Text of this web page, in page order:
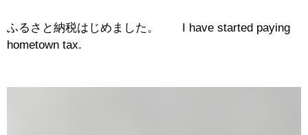
ふるさと納税はじめました。 I have started paying
hometown tax.